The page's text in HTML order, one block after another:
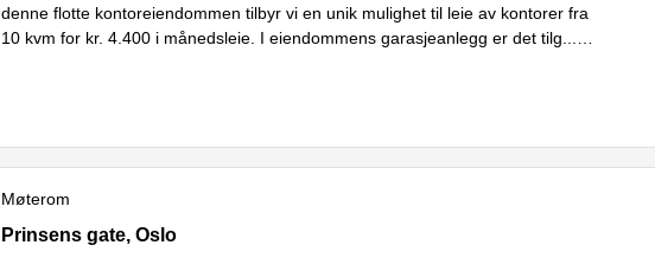
denne flotte kontoreiendommen tilbyr vi en unik mulighet til leie av kontorer fra
10 kvm for kr. 4.400 i månedsleie. I eiendommens garasjeanlegg er det tilg
Møterom
Prinsens gate 6, Oslo
Prinsens gate, Oslo